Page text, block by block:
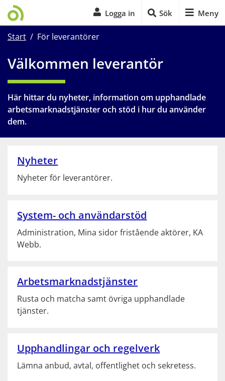
Logga in Sök Meny
Start på sidans huvudinnehåll
Start / För leverantörer
Välkommen leverantör
Här hittar du nyheter, information om upphandlade
arbetsmarknadstjänster och stöd i hur du använder
dem.
Nyheter
Nyheter för leverantörer.
System- och användarstöd
Administration, Mina sidor fristående aktörer, KA
Webb.
Arbetsmarknadstjänster
Rusta och matcha samt övriga upphandlade
tjänster.
Upphandlingar och regelverk
Lämna anbud, avtal, offentlighet och sekretess.